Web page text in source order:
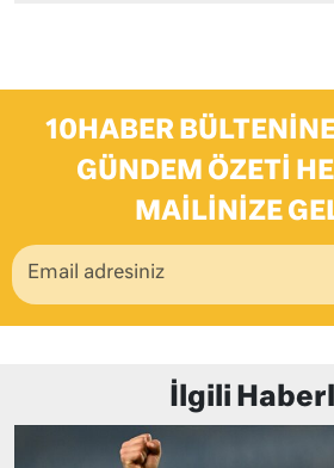
10HABER
GÜNDEM ÖZETI
MAILINIZE
İlgili